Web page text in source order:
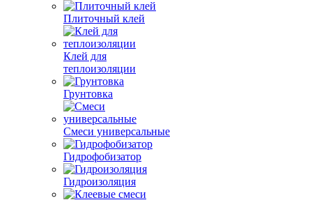
Плиточный клей
Клей для
теплоизоляции
Грунтовка
Смеси универсальные
Гидрофобизатор
Гидроизоляция